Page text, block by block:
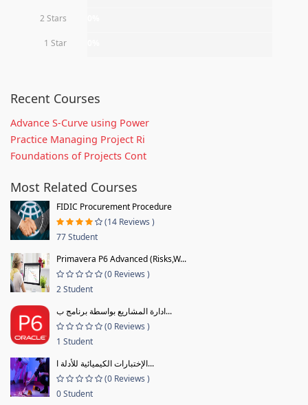
2 Stars
1 Star
Recent Courses
Advance S-Curve using Power
Practice Managing Project Ri
Foundations of Projects Cont
Most Related Courses
FIDIC Procurement Procedure
(14 Reviews )
77 Student
Primavera P6 Advanced (Risks,W...
(0 Reviews )
2 Student
ادارة المشاريع بواسطة برنامج ب...
(0 Reviews )
1 Student
الإختبارات الكيميائية للأدلة ا...
(0 Reviews )
0 Student